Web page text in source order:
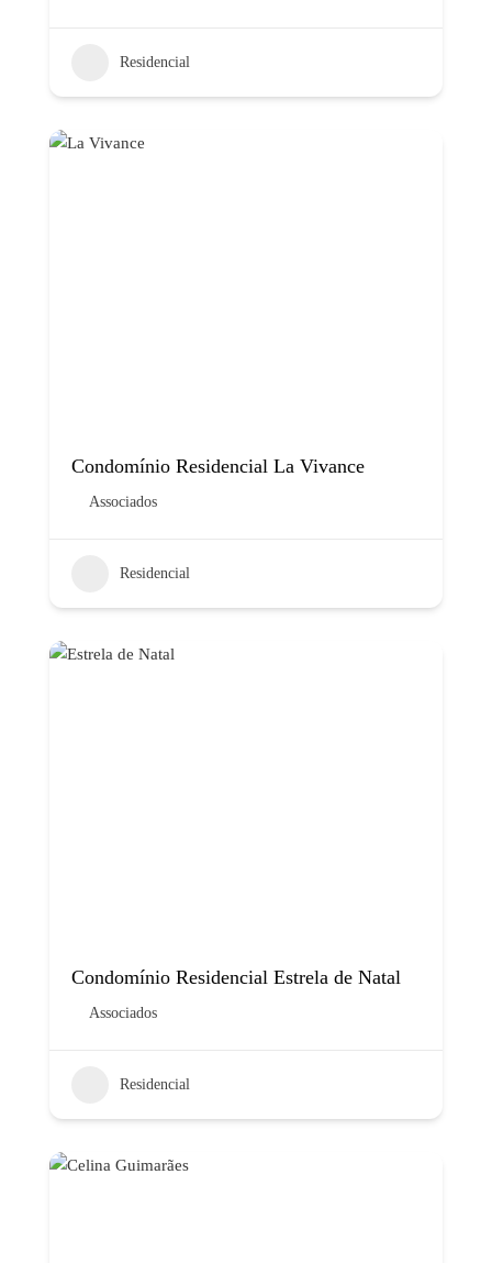
Residencial
Condomínio Residencial La Vivance
Associados
Residencial
Condomínio Residencial Estrela de Natal
Associados
Residencial